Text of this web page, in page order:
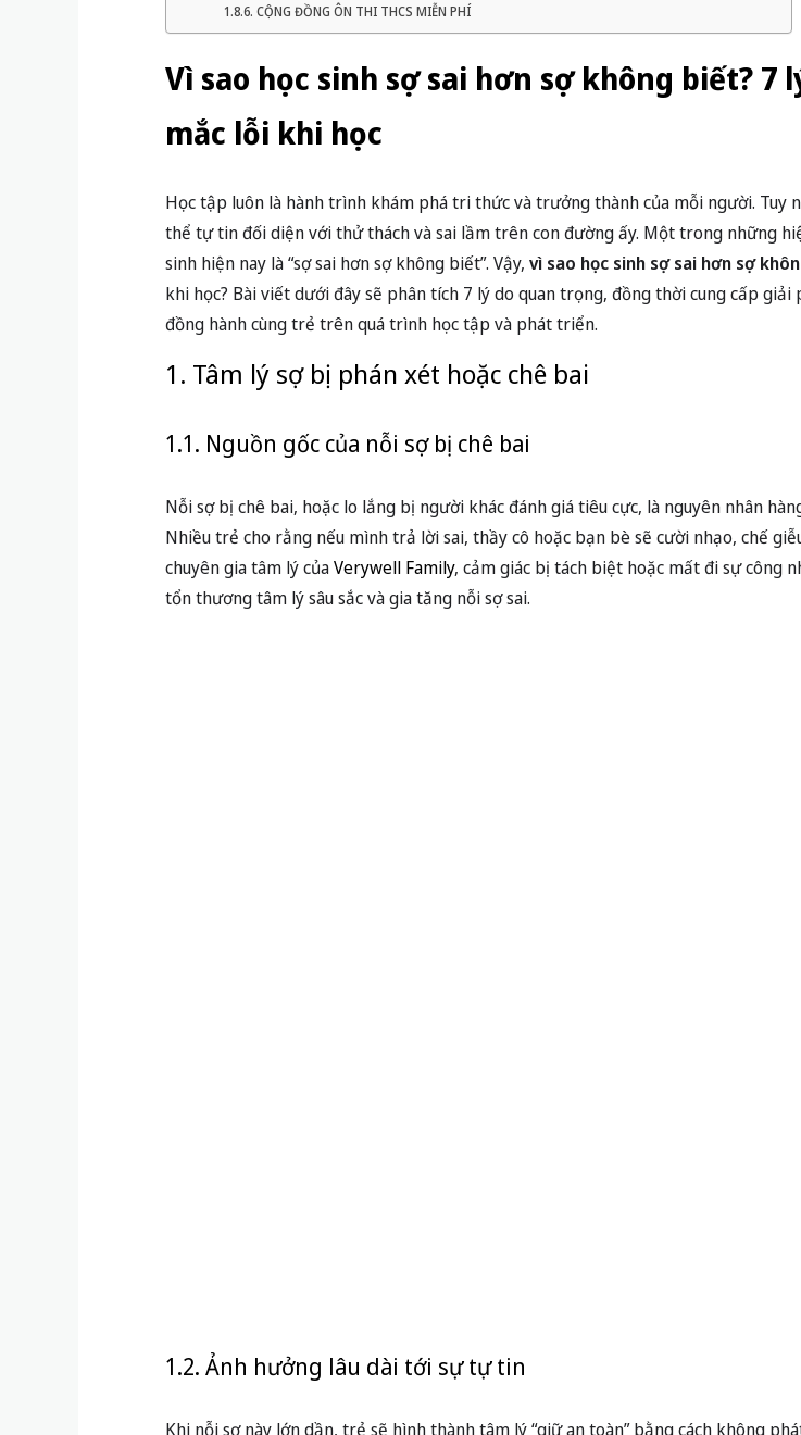
CỘNG ĐỒNG ÔN THI THCS MIỄN PHÍ
Vì sao học sinh sợ sai hơn sợ không biết? 7
mắc lỗi khi học
Học tập luôn là hành trình khám phá tri thức và trưởng thành của mỗi người. Tuy
thể tự tin đối diện với thử thách và sai lầm trên con đường ấy. Một trong những
sinh hiện nay là “sợ sai hơn sợ không biết”. Vậy, vì sao học sinh sợ sai hơn sợ
khi học? Bài viết dưới đây sẽ phân tích 7 lý do quan trọng, đồng thời cung cấp
đồng hành cùng trẻ trên quá trình học tập và phát triển.
1. Tâm lý sợ bị phán xét hoặc chê bai
1.1. Nguồn gốc của nỗi sợ bị chê bai
Nỗi sợ bị chê bai, hoặc lo lắng bị người khác đánh giá tiêu cực, là nguyên nhân
Nhiều trẻ cho rằng nếu mình trả lời sai, thầy cô hoặc bạn bè sẽ cười nhạo, chế
chuyên gia tâm lý củaVerywell Family, cảm giác bị tách biệt hoặc mất đi sự công
tổn thương tâm lý sâu sắc và gia tăng nỗi sợ sai.
2.1. Giá trị thành tích và điểm số